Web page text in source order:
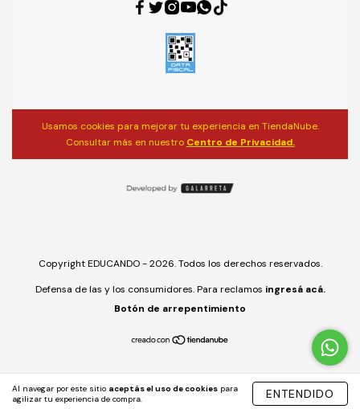
Al navegar por este sitio aceptás el uso de cookies para
agilizar tu experiencia de compra.
ENTENDIDO
Usamos cookies para mejorar tu experiencia en TiendaNube.
Consultar más en nuestro Centro de Privacidad.
Copyright EDUCANDO - 2026. Todos los derechos reservados.
Defensa de las y los consumidores. Para reclamos ingresá acá.
Botón de arrepentimiento